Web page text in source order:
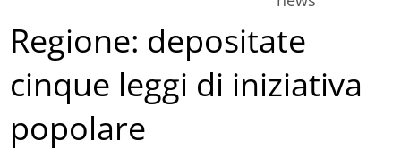
Regione: depositate
cinque leggi di iniziativa
popolare